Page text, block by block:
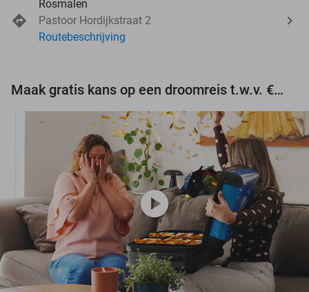
Rosmalen
Pastoor Hordijkstraat 2
Routebeschrijving
Maak gratis kans op een droomreis t.w.v. €3.000!
play_circle